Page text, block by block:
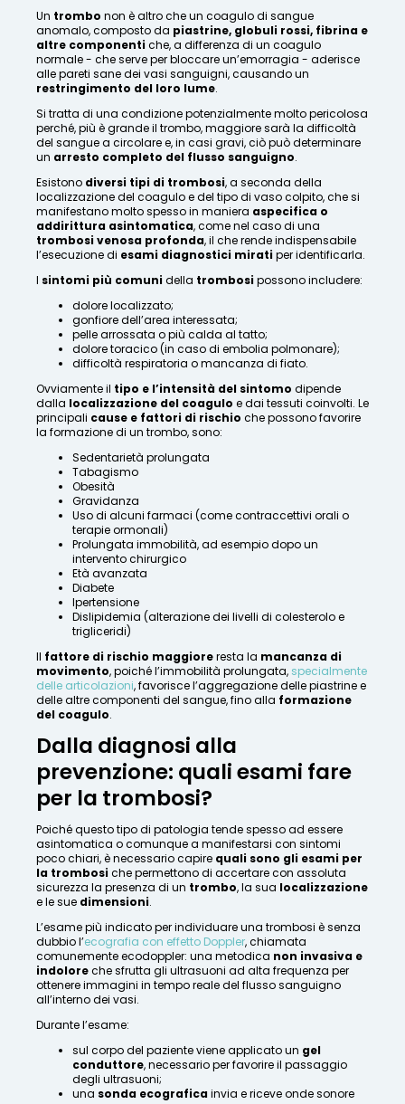
Un trombo non è altro che un coagulo di sangue
anomalo, composto da piastrine, globuli rossi, fibrina e
altre componentiche, a differenza di un coagulo
normale - che serve per bloccare un’emorragia - aderisce
alle pareti sane dei vasi sanguigni, causando un
restringimento del loro lume.
Si tratta di una condizione potenzialmente molto pericolosa
perché, più è grande il trombo, maggiore sarà la difficoltà
del sangue a circolare e, in casi gravi, ciò può determinare
un arresto completo del flusso sanguigno.
Esistono diversi tipi di trombosi, a seconda della
localizzazione del coagulo e del tipo di vaso colpito, che si
manifestano molto spesso in maniera aspecifica o
addirittura asintomatica, come nel caso di una
trombosi venosa profonda, il che rende indispensabile
l’esecuzione di esami diagnostici miratiper identificarla.
I sintomi più comunidella trombosipossono includere:
dolore localizzato;
gonfiore dell’area interessata;
pelle arrossata o più calda al tatto;
dolore toracico (in caso di embolia polmonare);
difficoltà respiratoria o mancanza di fiato.
Ovviamente il tipo e l’intensità del sintomo dipende
dalla localizzazione del coagulo e dai tessuti coinvolti. Le
principali cause e fattori di rischio che possono favorire
la formazione di un trombo, sono:
Sedentarietà prolungata
Tabagismo
Obesità
Gravidanza
Uso di alcuni farmaci (come contraccettivi orali o
terapie ormonali)
Prolungata immobilità, ad esempio dopo un
intervento chirurgico
Età avanzata
Diabete
Ipertensione
Dislipidemia (alterazione dei livelli di colesterolo e
trigliceridi)
Il fattore di rischio maggioreresta la mancanza di
movimento, poiché l’immobilità prolungata, specialmente
delle articolazioni, favorisce l’aggregazione delle piastrine e
delle altre componenti del sangue, fino alla formazione
del coagulo.
Dalla diagnosi alla
prevenzione: quali esami fare
per la trombosi?
Poiché questo tipo di patologia tende spesso ad essere
asintomatica o comunque a manifestarsi con sintomi
poco chiari, è necessario capire quali sono gli esami per
la trombosiche permettono di accertare con assoluta
sicurezza la presenza di un trombo, la sua localizzazione
e le sue dimensioni.
L’esame più indicato per individuare una trombosi è senza
dubbio l’ecografia con effetto Doppler, chiamata
comunemente ecodoppler: una metodica non invasiva e
indoloreche sfrutta gli ultrasuoni ad alta frequenza per
ottenere immagini in tempo reale del flusso sanguigno
all’interno dei vasi.
Durante l’esame:
sul corpo del paziente viene applicato un gel
conduttore, necessario per favorire il passaggio
degli ultrasuoni;
una sonda ecograficainvia e riceve onde sonore